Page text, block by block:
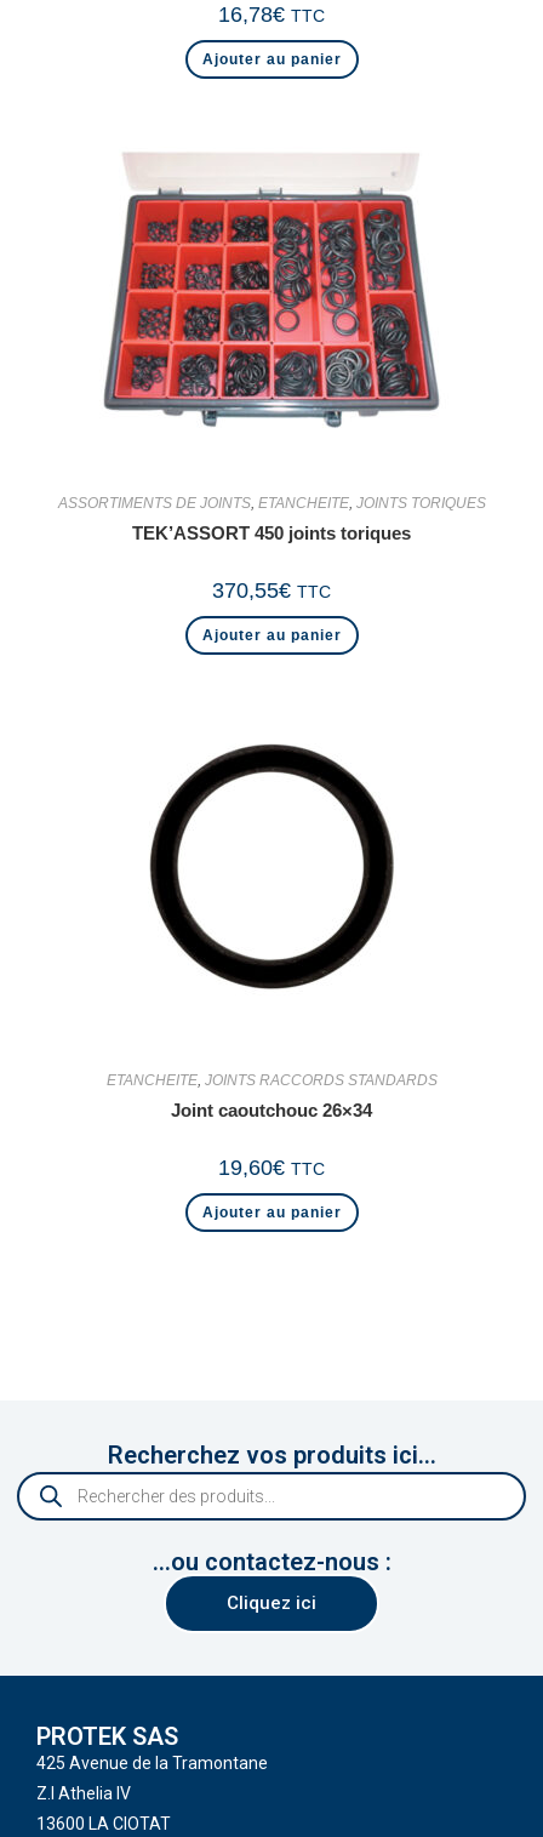
16,78€ TTC
Ajouter au panier
ASSORTIMENTS DE JOINTS, ETANCHEITE, JOINTS TORIQUES
TEK’ASSORT 450 joints toriques
370,55€ TTC
Ajouter au panier
ETANCHEITE, JOINTS RACCORDS STANDARDS
Joint caoutchouc 26×34
19,60€ TTC
Ajouter au panier
Recherchez vos produits ici...
...ou contactez-nous :
Cliquez ici
PROTEK SAS
425 Avenue de la Tramontane
Z.I Athelia IV
13600 LA CIOTAT